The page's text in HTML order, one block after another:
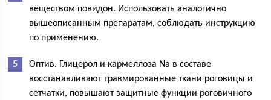
веществом повидон. Использовать аналогично
вышеописанным препаратам, соблюдать инструкцию
по применению.
Оптив. Глицерол и кармеллоза Na в составе
восстанавливают травмированные ткани роговицы и
сетчатки, повышают защитные функции роговичного